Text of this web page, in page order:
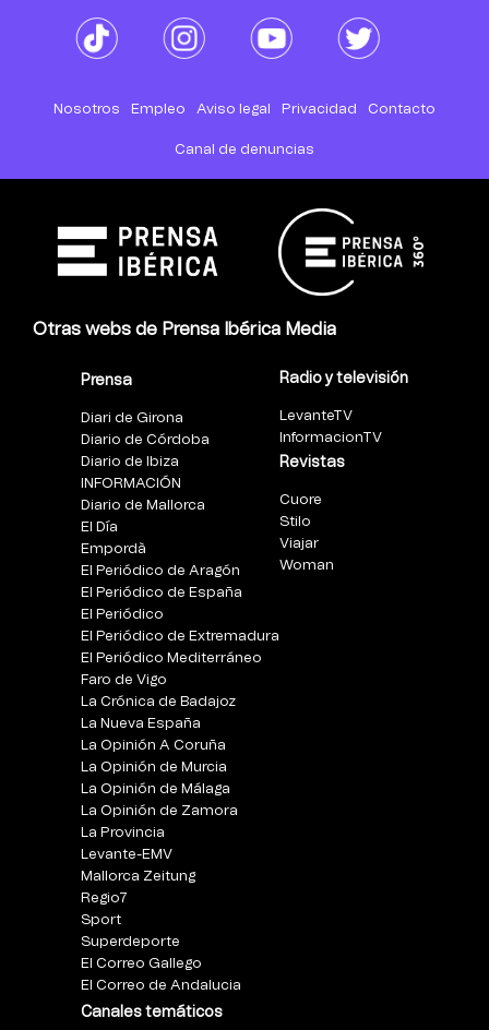
Nosotros Empleo Aviso legal Privacidad Contacto
Canal de denuncias
Otras webs de Prensa Ibérica Media
Prensa
Diari de Girona
Diario de Córdoba
Diario de Ibiza
INFORMACIÓN
Diario de Mallorca
El Día
Empordà
El Periódico de Aragón
El Periódico de España
El Periódico
El Periódico de Extremadura
El Periódico Mediterráneo
Faro de Vigo
La Crónica de Badajoz
La Nueva España
La Opinión A Coruña
La Opinión de Murcia
La Opinión de Málaga
La Opinión de Zamora
La Provincia
Levante-EMV
Mallorca Zeitung
Regio7
Sport
Superdeporte
El Correo Gallego
El Correo de Andalucia
Canales temáticos
Radio y televisión
LevanteTV
InformacionTV
Revistas
Cuore
Stilo
Viajar
Woman